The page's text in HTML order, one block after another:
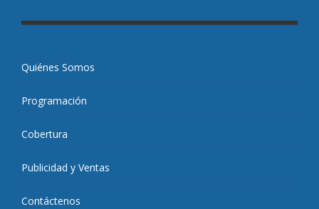
Quiénes Somos
Programación
Cobertura
Publicidad y Ventas
Contáctenos